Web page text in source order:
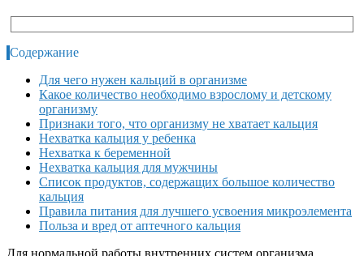
Содержание
Для чего нужен кальций в организме
Какое количество необходимо взрослому и детскому
организму
Признаки того, что организму не хватает кальция
Нехватка кальция у ребенка
Нехватка к беременной
Нехватка кальция для мужчины
Список продуктов, содержащих большое количество
кальция
Правила питания для лучшего усвоения микроэлемента
Польза и вред от аптечного кальция
Для нормальной работы внутренних систем организма